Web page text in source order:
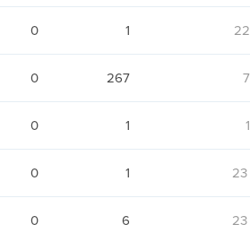
0 1
0 267
0 1
0 1
0 6